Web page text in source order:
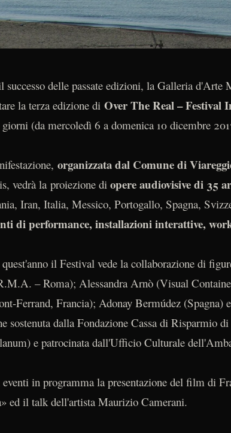
successo delle passate edizioni, la Galleria
la terza edizione di Over The Real – Festival
(da mercoledì 6 a domenica 10 dicembre
organizzata dal Comune di
vedrà la proiezione di opere audiovisive di 35
Iran, Italia, Messico, Portogallo, Spagna,
di performance, installazioni interattive,
il Festival vede la collaborazione di
– Roma); Alessandra Arnò (Visual
Ferrand, Francia); Adonay Bermúdez (Spagna)
sostenuta dalla Fondazione Cassa di Risparmio
e patrocinata dall'Ufficio Culturale
in programma la presentazione del film di
ed il talk dell'artista Maurizio Camerani.